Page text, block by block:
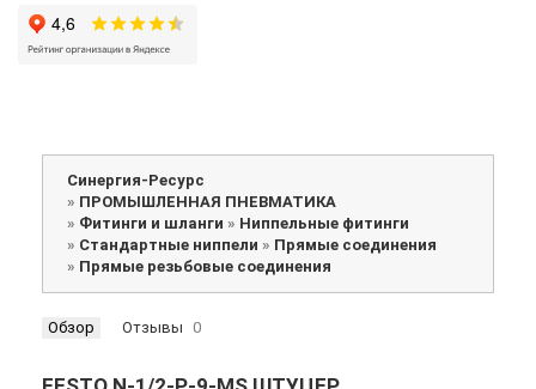
Синергия-Ресурс
» ПРОМЫШЛЕННАЯ ПНЕВМАТИКА
» Фитинги и шланги » Ниппельные фитинги
» Стандартные ниппели » Прямые соединения
» Прямые резьбовые соединения
Обзор Отзывы 0